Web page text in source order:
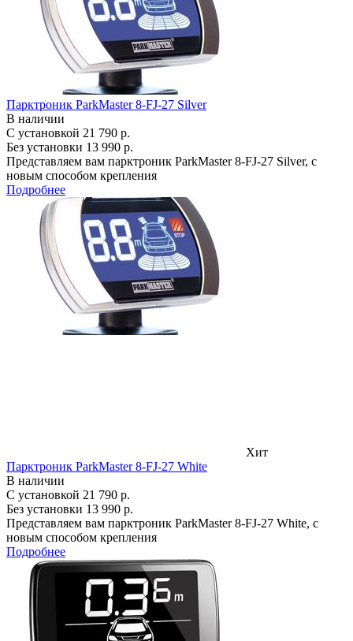
Парктроник ParkMaster 8-FJ-27 Silver
В наличии
С установкой 21 790 р.
Без установки 13 990 р.
Представляем вам парктроник ParkMaster 8-FJ-27 Silver, с
новым способом крепления
Подробнее
Хит
Парктроник ParkMaster 8-FJ-27 White
В наличии
С установкой 21 790 р.
Без установки 13 990 р.
Представляем вам парктроник ParkMaster 8-FJ-27 White, с
новым способом крепления
Подробнее